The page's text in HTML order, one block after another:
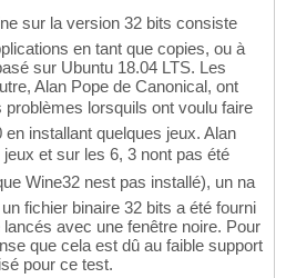
sur la version 32 bits consiste
en tant que copies, ou à
sur Ubuntu 18.04 LTS. Les
Alan Pope de Canonical, ont
lorsquils ont voulu faire
installant quelques jeux. Alan
et sur les 6, 3 nont pas été
Wine32 nest pas installé), un na
fichier binaire 32 bits a été fourni
avec une fenêtre noire. Pour
que cela est dû au faible support
pour ce test.